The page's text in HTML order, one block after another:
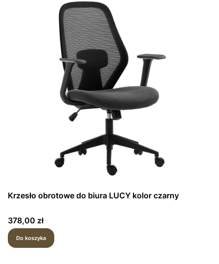
Krzesło obrotowe do biura LUCY kolor czarny
Cena
378,00 zł
Do koszyka